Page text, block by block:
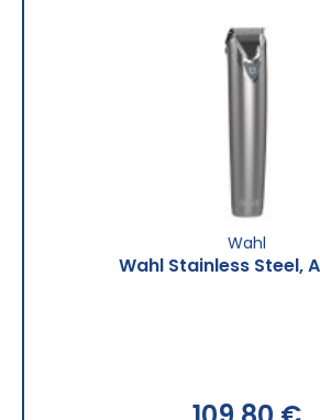
Wahl
Wahl Stainless Steel,